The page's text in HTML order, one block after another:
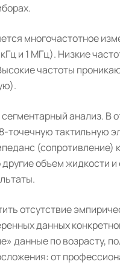
многочастотное
и 1 МГц). Низкие
частоты
анализ. В
точечную тактильную
(сопротивление)
объем жидкости
отсутствие
данных
данные по возрасту,
от